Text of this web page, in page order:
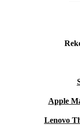
Apple
Lenovo